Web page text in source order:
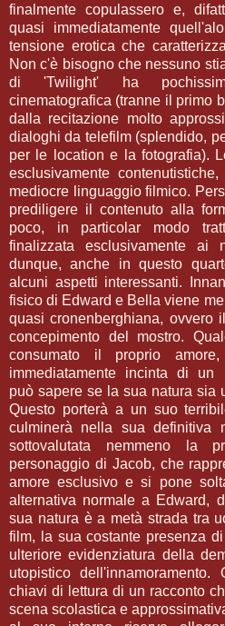
finalmente copulassero e,
quasi immediatamente
tensione erotica che
Non c'è bisogno che nessuno
di 'Twilight' ha
cinematografica (tranne il primo
dalla recitazione molto
dialoghi da telefilm (splendido,
per le location e la fotografia).
esclusivamente
mediocre linguaggio filmico.
prediligere il contenuto alla
poco, in particolar modo
finalizzata esclusivamente ai
dunque, anche in questo
alcuni aspetti interessanti.
fisico di Edward e Bella viene
quasi cronenberghiana, ovvero
concepimento del mostro.
consumato il proprio
immediatamente incinta di
può sapere se la sua natura sia
Questo porterà a un suo
culminerà nella sua definitiva
sottovalutata nemmeno la
personaggio di Jacob, che
amore esclusivo e si pone
alternativa normale a Edward,
sua natura è a metà strada tra
film, la sua costante presenza
ulteriore evidenziatura della
utopistico
chiavi di lettura di un racconto
scena scolastica e